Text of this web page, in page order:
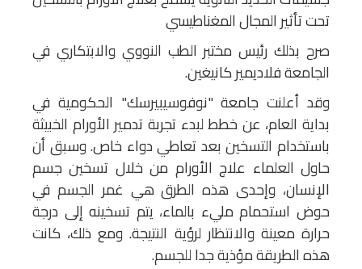
تحت تأثير المجال المغناطيسي
صرح بذلك رئيس مختبر الطب النووي والابتكاري في
الجامعة فلاديمير كانيغين.
وقد أعلنت جامعة "نوفوسيبيرسك" الحكومية في
بداية العام، عن خطط لبدء تجربة تدمير الأورام الخبيثة
باستخدام التسخين بعد تعاطي دواء خاص. وسبق أن
حاول العلماء علاج الأورام من خلال تسخين جسم
الإنسان، وإحدى هذه الطرق هي غمر الجسم في
حوض استحمام مليء بالماء، يتم تسخينه إلى درجة
حرارة معينة والانتظار لرؤية النتيجة. ومع ذلك، كانت
هذه الطريقة مؤذية جدا للجسم.